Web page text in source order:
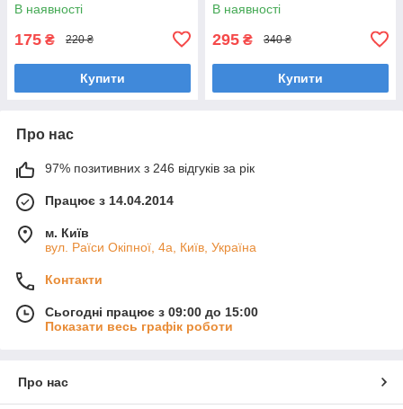
В наявності
175 ₴ 220 ₴
Купити
В наявності
295 ₴ 340 ₴
Купити
Про нас
97% позитивних з 246 відгуків за рік
Працює з 14.04.2014
м. Київ
вул. Раїси Окіпної, 4а, Київ, Україна
Контакти
Сьогодні працює з 09:00 до 15:00
Показати весь графік роботи
Про нас